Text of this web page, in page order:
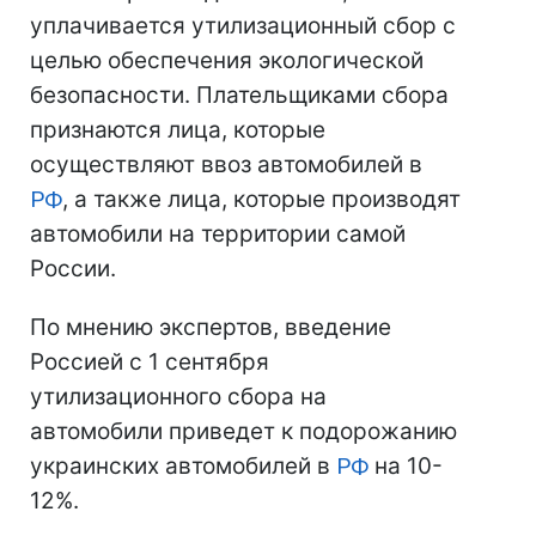
уплачивается утилизационный сбор с
целью обеспечения экологической
безопасности. Плательщиками сбора
признаются лица, которые
осуществляют ввоз автомобилей в
РФ, а также лица, которые производят
автомобили на территории самой
России.
По мнению экспертов, введение
Россией с 1 сентября
утилизационного сбора на
автомобили приведет к подорожанию
украинских автомобилей в РФ на 10-
12%.